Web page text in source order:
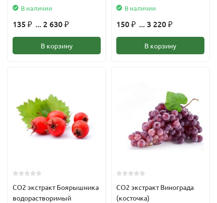
В наличии
135 ₽ ... 2 630 ₽
В корзину
В наличии
150 ₽ ... 3 220 ₽
В корзину
CО2 экстракт Боярышника
водорастворимый
CО2 экстракт Винограда
(косточка)